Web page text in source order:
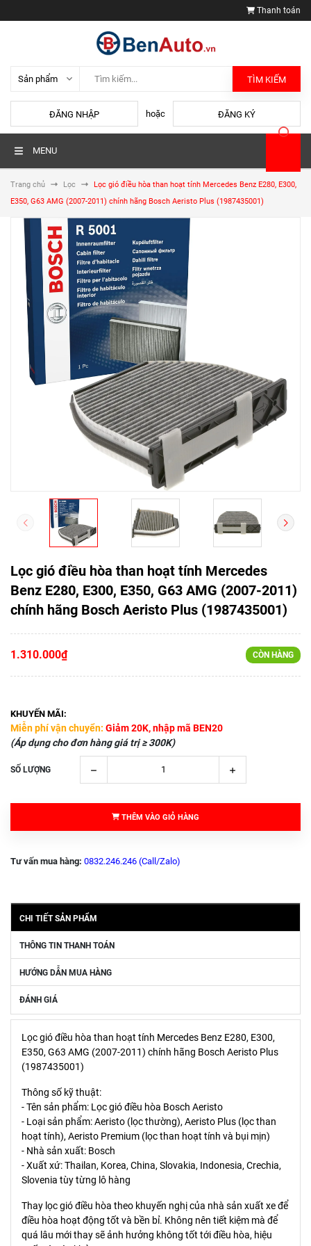
Thanh toán
TÌM KIẾM
ĐĂNG NHẬP hoặc ĐĂNG KÝ
MENU
Trang chủ Lọc
Lọc gió điều hòa than hoạt tính Mercedes Benz E280, E300,
E350, G63 AMG (2007-2011) chính hãng Bosch Aeristo Plus (1987435001)
Lọc gió điều hòa than hoạt tính Mercedes
Benz E280, E300, E350, G63 AMG (2007-2011)
chính hãng Bosch Aeristo Plus (1987435001)
1.310.000₫ CÒN HÀNG
KHUYẾN MÃI:
Miễn phí vận chuyển: Giảm 20K, nhập mã BEN20
(Áp dụng cho đơn hàng giá trị ≥ 300K)
SỐ LƯỢNG
THÊM VÀO GIỎ HÀNG
Tư vấn mua hàng: 0832.246.246 (Call/Zalo)
CHI TIẾT SẢN PHẨM
THÔNG TIN THANH TOÁN
HƯỚNG DẪN MUA HÀNG
ĐÁNH GIÁ
Lọc gió điều hòa than hoạt tính Mercedes Benz E280, E300,
E350, G63 AMG (2007-2011) chính hãng Bosch Aeristo Plus
(1987435001)
Thông số kỹ thuật:
- Tên sản phẩm: Lọc gió điều hòa Bosch Aeristo
- Loại sản phẩm: Aeristo (lọc thường), Aeristo Plus (lọc than
hoạt tính), Aeristo Premium (lọc than hoạt tính và bụi mịn)
- Nhà sản xuất: Bosch
- Xuất xứ: Thailan, Korea, China, Slovakia, Indonesia, Crechia,
Slovenia tùy từng lô hàng
Thay lọc gió điều hòa theo khuyến nghị của nhà sản xuất xe để
điều hòa hoạt động tốt và bền bỉ. Không nên tiết kiệm mà để
quá lâu mới thay sẽ ảnh hưởng không tốt tới điều hòa, hiệu